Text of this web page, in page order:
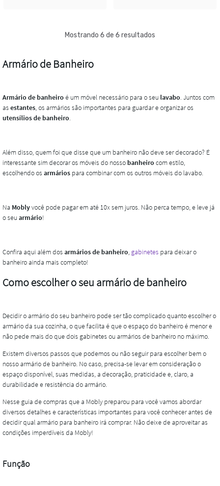
Mostrando 6 de 6 resultados